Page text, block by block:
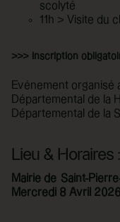
scolyté
11h > Visite du
>>> Inscription
Evénement organisé
Départemental de la
Départemental de la
Lieu & Horaires :
Mairie de Saint-
Mercredi 8 Avril 2026